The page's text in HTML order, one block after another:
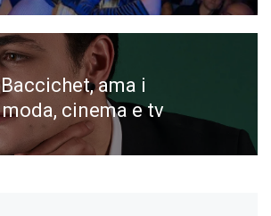
ama i
cinema e tv